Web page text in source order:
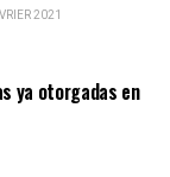
2021
ya otorgadas en